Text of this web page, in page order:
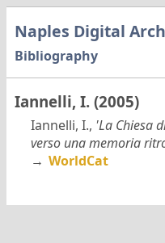
Naples Digital
Bibliography
Iannelli, I. (2005)
Iannelli, I., 'La Chiesa
verso una memoria
→ WorldCat